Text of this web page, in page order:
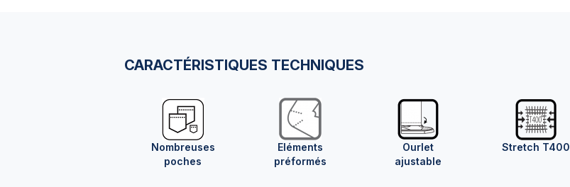
CARACTÉRISTIQUES TECHNIQUES
Nombreuses
poches
Eléments
préformés
Ourlet
ajustable
Stretch T400